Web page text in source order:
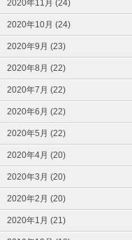
2020年11月 (24)
2020年10月 (24)
2020年9月 (23)
2020年8月 (22)
2020年7月 (22)
2020年6月 (22)
2020年5月 (22)
2020年4月 (20)
2020年3月 (20)
2020年2月 (20)
2020年1月 (21)